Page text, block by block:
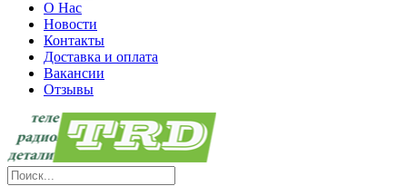
О Нас
Новости
Контакты
Доставка и оплата
Вакансии
Отзывы